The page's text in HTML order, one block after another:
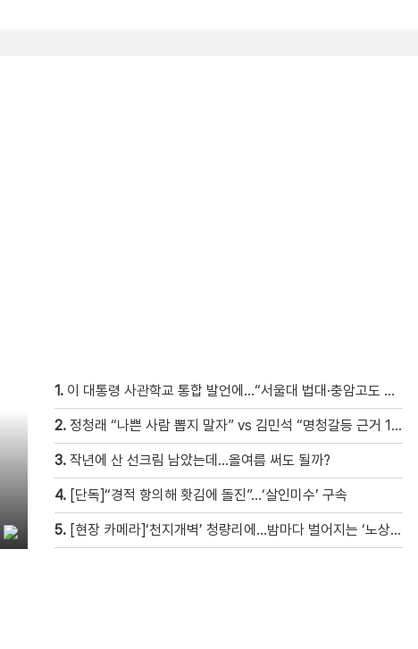
1. 이 대통령 사관학교 통합 발언에…“서울대 법대·충암고도 없애나”
2. 정청래 “나쁜 사람 뽑지 말자” vs 김민석 “명청갈등 근거 10개”
3. 작년에 산 선크림 남았는데…올여름 써도 될까?
4. [단독]“경적 항의해 홧김에 돌진”…‘살인미수’ 구속
5. [현장 카메라]‘천지개벽’ 청량리에…밤마다 벌어지는 ‘노상방뇨 전쟁’